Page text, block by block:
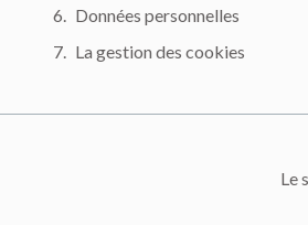
Données personnelles
La gestion des cookies
Le